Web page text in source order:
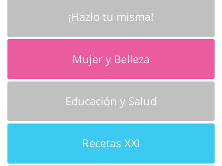
¡Hazlo tu misma!
Mujer y Belleza
Educación y Salud
Recetas XXI